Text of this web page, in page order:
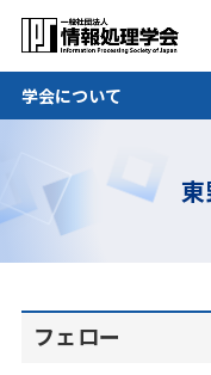
学会について
フェロー